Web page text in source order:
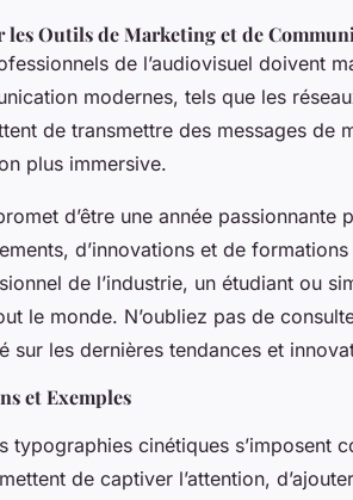
les Outils de Marketing et de
de l’audiovisuel doivent
modernes, tels que les
de transmettre des messages de
plus immersive.
d’être une année passionnante
d’innovations et de
de l’industrie, un étudiant ou
le monde. N’oubliez pas de
sur les dernières tendances et
et Exemples
typographies cinétiques s’imposent
de captiver l’attention,